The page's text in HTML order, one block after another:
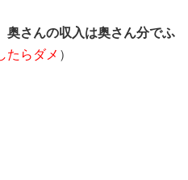
奥さんの収入は奥さん分でふ
たらダメ ）